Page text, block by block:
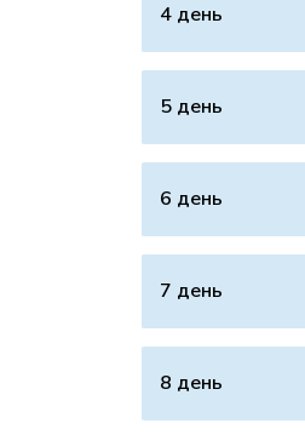
4 день
5 день
6 день
7 день
8 день